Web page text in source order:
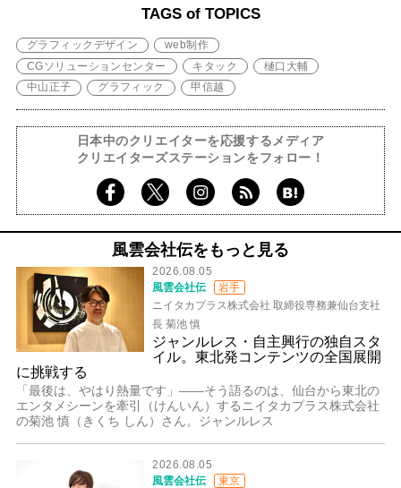
TAGS of TOPICS
グラフィックデザイン
web制作
CGソリューションセンター
キタック
樋口大輔
中山正子
グラフィック 甲信越
日本中のクリエイターを応援するメディア
クリエイターズステーションをフォロー！
風雲会社伝をもっと見る
2026.08.05
風雲会社伝
岩手
ニイタカプラス株式会社 取締役専務兼仙台支社
長 菊池 慎
ジャンルレス・自主興行の独自スタ
イル。東北発コンテンツの全国展開
に挑戦する
「最後は、やはり熱量です」――そう語るのは、仙台から東北の
エンタメシーンを牽引（けんいん）するニイタカプラス株式会社
の菊池 慎（きくち しん）さん。ジャンルレス
2026.08.05
風雲会社伝
東京